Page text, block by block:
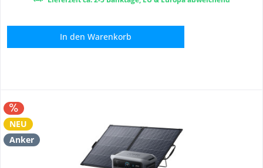
In den Warenkorb
NEU
Anker